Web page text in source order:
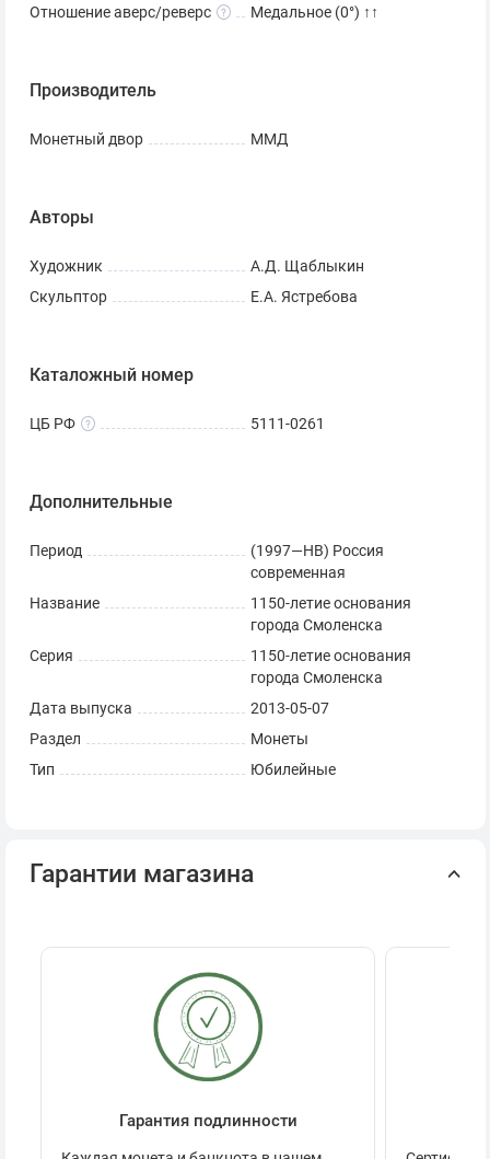
Отношение аверс/реверс Медальное (0°) ↑↑
Производитель
Монетный двор ММД
Авторы
Художник
А.Д. Щаблыкин
Скульптор
Е.А. Ястребова
Каталожный номер
ЦБ РФ 5111-0261
Дополнительные
Период
(1997—НВ) Россия
современная
Название
1150-летие основания
города Смоленска
Серия
1150-летие основания
города Смоленска
Дата выпуска
2013-05-07
Раздел
Монеты
Тип
Юбилейные
Гарантии магазина
Гарантия подлинности